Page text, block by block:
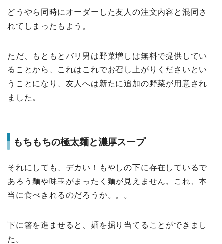
どうやら同時にオーダーした友人の注文内容と混同さ
れてしまったもよう。
ただ、もともとバリ男は野菜増しは無料で提供してい
ることから、これはこれでお召し上がりくださいとい
うことになり、友人へは新たに追加の野菜が用意され
ました。
もちもちの極太麺と濃厚スープ
それにしても、デカい！もやしの下に存在しているで
あろう麺や味玉がまったく麺が見えません。これ、本
当に食べきれるのだろうか。。。
下に箸を進ませると、麺を掘り当てることができまし
た。